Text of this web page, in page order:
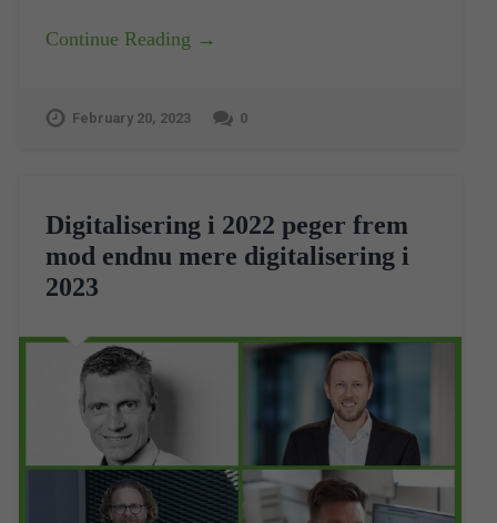
Continue Reading →
February 20, 2023 0
Digitalisering i 2022 peger frem
mod endnu mere digitalisering i
2023